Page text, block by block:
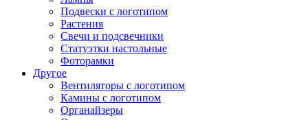
Подвески с логотипом
Растения
Свечи и подсвечники
Статуэтки настольные
Фоторамки
Другое
Вентиляторы с логотипом
Камины с логотипом
Органайзеры